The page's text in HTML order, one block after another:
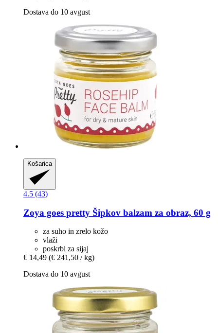
Dostava do 10 avgust
Košarica
4.5 (43)
Zoya goes pretty Šipkov balzam za obraz, 60 g
za suho in zrelo kožo
vlaži
poskrbi za sijaj
€ 14,49 (€ 241,50 / kg)
Dostava do 10 avgust